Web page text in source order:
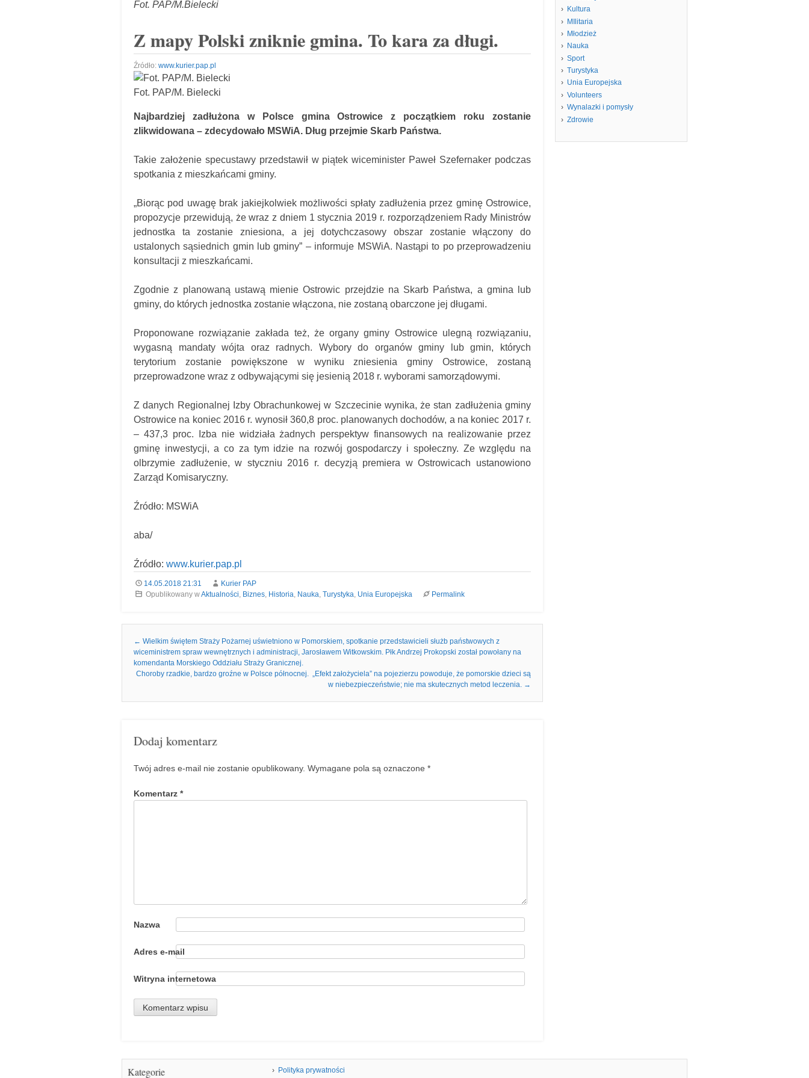
Fot. PAP/M.Bielecki
Z mapy Polski zniknie gmina. To kara za długi.
Źródło: www.kurier.pap.pl
Fot. PAP/M. Bielecki
Najbardziej zadłużona w Polsce gmina Ostrowice z początkiem roku zostanie
zlikwidowana – zdecydowało MSWiA. Dług przejmie Skarb Państwa.
Takie założenie specustawy przedstawił w piątek wiceminister Paweł Szefernaker podczas
spotkania z mieszkańcami gminy.
„Biorąc pod uwagę brak jakiejkolwiek możliwości spłaty zadłużenia przez gminę Ostrowice,
propozycje przewidują, że wraz z dniem 1 stycznia 2019 r. rozporządzeniem Rady Ministrów
jednostka ta zostanie zniesiona, a jej dotychczasowy obszar zostanie włączony do
ustalonych sąsiednich gmin lub gminy” – informuje MSWiA. Nastąpi to po przeprowadzeniu
konsultacji z mieszkańcami.
Zgodnie z planowaną ustawą mienie Ostrowic przejdzie na Skarb Państwa, a gmina lub
gminy, do których jednostka zostanie włączona, nie zostaną obarczone jej długami.
Proponowane rozwiązanie zakłada też, że organy gminy Ostrowice ulegną rozwiązaniu,
wygasną mandaty wójta oraz radnych. Wybory do organów gminy lub gmin, których
terytorium zostanie powiększone w wyniku zniesienia gminy Ostrowice, zostaną
przeprowadzone wraz z odbywającymi się jesienią 2018 r. wyborami samorządowymi.
Z danych Regionalnej Izby Obrachunkowej w Szczecinie wynika, że stan zadłużenia gminy
Ostrowice na koniec 2016 r. wynosił 360,8 proc. planowanych dochodów, a na koniec 2017 r.
– 437,3 proc. Izba nie widziała żadnych perspektyw finansowych na realizowanie przez
gminę inwestycji, a co za tym idzie na rozwój gospodarczy i społeczny. Ze względu na
olbrzymie zadłużenie, w styczniu 2016 r. decyzją premiera w Ostrowicach ustanowiono
Zarząd Komisaryczny.
Źródło: MSWiA
aba/
Źródło: www.kurier.pap.pl
14.05.2018 21:31
Kurier PAP
Opublikowany wAktualności, Biznes, Historia, Nauka, Turystyka, Unia Europejska Permalink
Nawigacja we wpisach
← Wielkim świętem Straży Pożarnej uświetniono w Pomorskiem, spotkanie przedstawicieli służb państwowych z
wiceministrem spraw wewnętrznych i administracji, Jarosławem Witkowskim. Płk Andrzej Prokopski został powołany na
komendanta Morskiego Oddziału Straży Granicznej.
Choroby rzadkie, bardzo groźne w Polsce północnej. „Efekt założyciela” na pojezierzu powoduje, że pomorskie dzieci są
w niebezpieczeństwie; nie ma skutecznych metod leczenia. →
Dodaj komentarz
Twój adres e-mail nie zostanie opublikowany. Wymagane pola są oznaczone *
Komentarz *
Nazwa
Adres e-mail
Witryna internetowa
Kultura
MIlitaria
Młodzież
Nauka
Sport
Turystyka
Unia Europejska
Volunteers
Wynalazki i pomysły
Zdrowie
Kategorie Polityka prywatności